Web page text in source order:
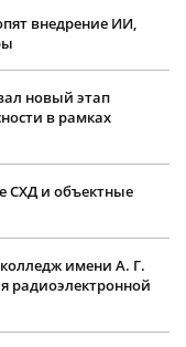
внедрение ИИ,
новый этап
в рамках
СХД и объектные
имени А. Г.
радиоэлектронной